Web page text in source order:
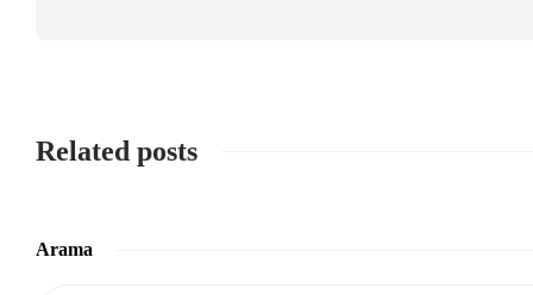
Related posts
Arama